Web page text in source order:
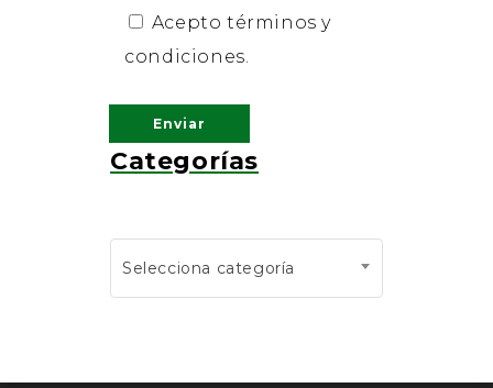
Categorías
Selecciona categoría
Acepto términos y
condiciones.